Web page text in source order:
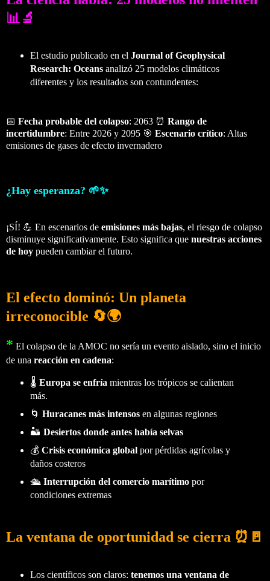
📊🔬
El estudio publicado en el Journal of Geophysical
Research: Oceansanalizó 25 modelos climáticos
diferentes y los resultados son contundentes:
📅 Fecha probable del colapso: 2063 ⏰ Rango de
incertidumbre: Entre 2026 y 2095 🎯 Escenario crítico: Altas
emisiones de gases de efecto invernadero
¿Hay esperanza? 🌱✨
¡SÍ! 💪 En escenarios de emisiones más bajas, el riesgo de colapso
disminuye significativamente. Esto significa que nuestras acciones
de hoy pueden cambiar el futuro.
El efecto dominó: Un planeta
irreconocible 🔄🌍
* El colapso de la AMOC no sería un evento aislado, sino el inicio
de una reacción en cadena:
🌡️ Europa se enfría mientras los trópicos se calientan
más.
🌀 Huracanes más intensosen algunas regiones
🏜️ Desiertos donde antes había selvas
💰 Crisis económica globalpor pérdidas agrícolas y
daños costeros
🛳️ Interrupción del comercio marítimopor
condiciones extremas
La ventana de oportunidad se cierra ⏰🚪
Los científicos son claros: tenemos una ventana de